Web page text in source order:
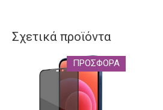
Σχετικά προϊόντα
ΠΡΟΣΦΟΡΑ‎‎